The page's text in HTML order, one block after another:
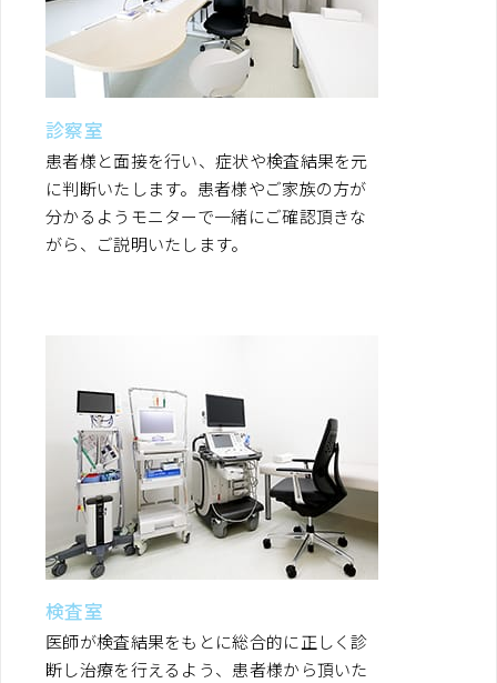
診察室
患者様と面接を行い、症状や検査結果を元
に判断いたします。患者様やご家族の方が
分かるようモニターで一緒にご確認頂きな
がら、ご説明いたします。
検査室
医師が検査結果をもとに総合的に正しく診
断し治療を行えるよう、患者様から頂いた